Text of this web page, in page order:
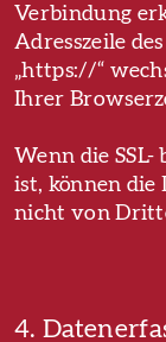
Verbindung
Adresszeile
„https://“
Ihrer
Wenn die
ist, können die
nicht von
4.